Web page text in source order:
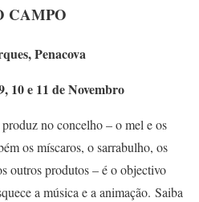
CAMPO
Penacova
10 e 11 de Novembro
no concelho – o mel e os
os míscaros, o sarrabulho, os
outros produtos – é o objectivo
a música e a animação. Saiba